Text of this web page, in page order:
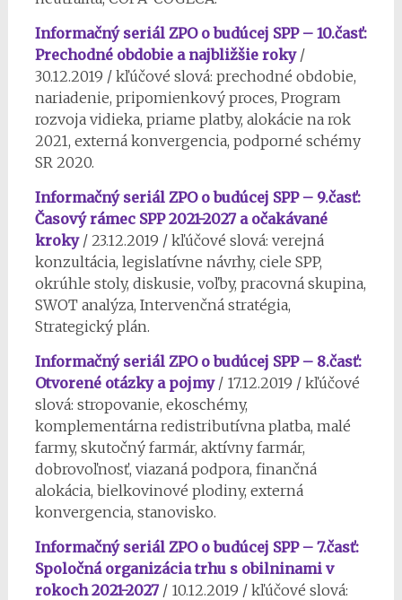
Informačný seriál ZPO o budúcej SPP – 10.časť:
Prechodné obdobie a najbližšie roky/
30.12.2019 / kľúčové slová: prechodné obdobie,
nariadenie, pripomienkový proces, Program
rozvoja vidieka, priame platby, alokácie na rok
2021, externá konvergencia, podporné schémy
SR 2020.
Informačný seriál ZPO o budúcej SPP – 9.časť:
Časový rámec SPP 2021-2027 a očakávané
kroky/ 23.12.2019 / kľúčové slová: verejná
konzultácia, legislatívne návrhy, ciele SPP,
okrúhle stoly, diskusie, voľby, pracovná skupina,
SWOT analýza, Intervenčná stratégia,
Strategický plán.
Informačný seriál ZPO o budúcej SPP – 8.časť:
Otvorené otázky a pojmy/ 17.12.2019 / kľúčové
slová: stropovanie, ekoschémy,
komplementárna redistributívna platba, malé
farmy, skutočný farmár, aktívny farmár,
dobrovoľnosť, viazaná podpora, finančná
alokácia, bielkovinové plodiny, externá
konvergencia, stanovisko.
Informačný seriál ZPO o budúcej SPP – 7.časť:
Spoločná organizácia trhu s obilninami v
rokoch 2021-2027 / 10.12.2019 / kľúčové slová: